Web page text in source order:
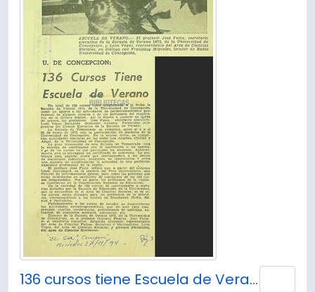
136 cursos tiene Escuela de Verano